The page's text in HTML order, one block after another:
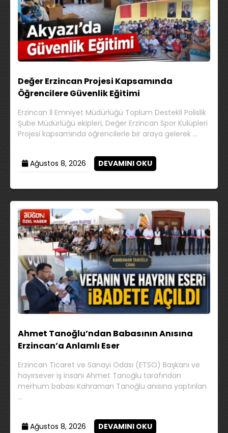
Değer Erzincan Projesi Kapsamında
Öğrencilere Güvenlik Eğitimi
Erzincan İl Emniyet Müdürlüğü Toplum Destekli Polislik
Şube Müdürlüğü ekipleri, Değer Erzincan Spor Kulüpleri
Projesi kapsamında öğrencilerle bir araya gelerek …
Ağustos 8, 2026 DEVAMINI OKU
Ahmet Tanoğlu’ndan Babasının Anısına
Erzincan’a Anlamlı Eser
Erzincan Ticaret ve Sanayi Odası (ETSO) Başkanı ve
hayırsever iş insanı Ahmet Tanoğlu tarafından
merhum babası Kahraman Tanoğlu anısına yaptırılan
…
Ağustos 8, 2026 DEVAMINI OKU